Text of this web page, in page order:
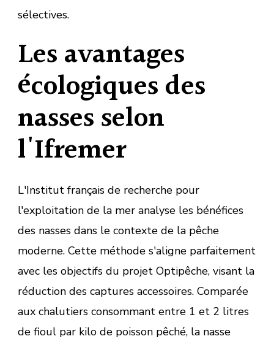
sélectives.
Les avantages
écologiques des
nasses selon
l'Ifremer
L'Institut français de recherche pour
l'exploitation de la mer analyse les bénéfices
des nasses dans le contexte de la pêche
moderne. Cette méthode s'aligne parfaitement
avec les objectifs du projet Optipêche, visant la
réduction des captures accessoires. Comparée
aux chalutiers consommant entre 1 et 2 litres
de fioul par kilo de poisson pêché, la nasse